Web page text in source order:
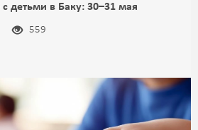
детьми в Баку: 30–31 мая
559